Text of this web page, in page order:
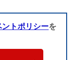
トポリシーを